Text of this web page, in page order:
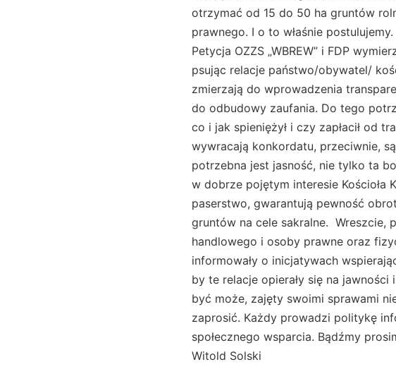
otrzymać od 15 do 50 ha gruntów
prawnego. I o to właśnie
Petycja OZZS „WBREW” i FDP
psując relacje państwo/obywatel/
zmierzają do wprowadzenia
do odbudowy zaufania. Do tego
co i jak spieniężył i czy zapłacił od
wywracają konkordatu, przeciwnie,
potrzebna jest jasność, nie tylko ta
w dobrze pojętym interesie Kościoła
paserstwo, gwarantują pewność
gruntów na cele sakralne. Wreszcie,
handlowego i osoby prawne oraz
informowały o inicjatywach
by te relacje opierały się na
być może, zajęty swoimi sprawami
zaprosić. Każdy prowadzi politykę
społecznego wsparcia. Bądźmy
Witold Solski